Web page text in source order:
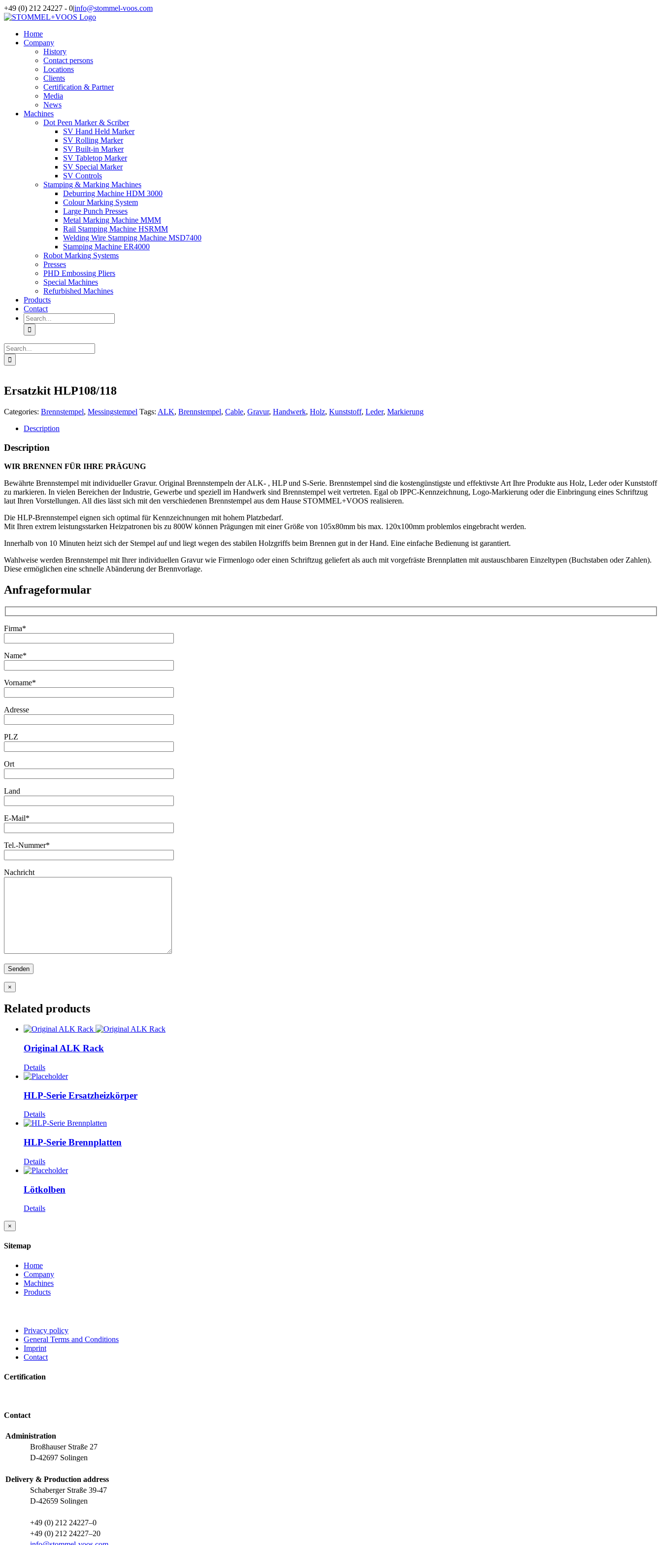
Skip
to
+49 (0) 212 24227 - 0|info@stommel-voos.com
Home
Company
History
Contact persons
Locations
Clients
Certification & Partner
Media
News
Machines
Dot Peen Marker & Scriber
SV Hand Held Marker
SV Rolling Marker
SV Built-in Marker
SV Tabletop Marker
SV Special Marker
SV Controls
Stamping & Marking Machines
Deburring Machine HDM 3000
Colour Marking System
Large Punch Presses
Metal Marking Machine MMM
Rail Stamping Machine HSRMM
Welding Wire Stamping Machine MSD7400
Stamping Machine ER4000
Robot Marking Systems
Presses
PHD Embossing Pliers
Special Machines
Refurbished Machines
Products
Contact
Search
for:
Search
for:
Ersatzkit HLP108/118
Categories: Brennstempel, Messingstempel Tags: ALK, Brennstempel, Cable, Gravur, Handwerk, Holz, Kunststoff, Leder, Markierung
Description
Description
WIR BRENNEN FÜR IHRE PRÄGUNG
Bewährte Brennstempel mit individueller Gravur. Original Brennstempeln der ALK- , HLP und S-Serie. Brennstempel sind die kostengünstigste und effektivste Art Ihre Produkte aus Holz, Leder oder Kunststoff
zu markieren. In vielen Bereichen der Industrie, Gewerbe und speziell im Handwerk sind Brennstempel weit vertreten. Egal ob IPPC-Kennzeichnung, Logo-Markierung oder die Einbringung eines Schriftzug
laut Ihren Vorstellungen. All dies lässt sich mit den verschiedenen Brennstempel aus dem Hause STOMMEL+VOOS realisieren.
Die HLP-Brennstempel eignen sich optimal für Kennzeichnungen mit hohem Platzbedarf.
Mit Ihren extrem leistungsstarken Heizpatronen bis zu 800W können Prägungen mit einer Größe von 105x80mm bis max. 120x100mm problemlos eingebracht werden.
Innerhalb von 10 Minuten heizt sich der Stempel auf und liegt wegen des stabilen Holzgriffs beim Brennen gut in der Hand. Eine einfache Bedienung ist garantiert.
Wahlweise werden Brennstempel mit Ihrer individuellen Gravur wie Firmenlogo oder einen Schriftzug geliefert als auch mit vorgefräste Brennplatten mit austauschbaren Einzeltypen (Buchstaben oder Zahlen).
Diese ermöglichen eine schnelle Abänderung der Brennvorlage.
Anfrageformular
Firma*
Name*
Vorname*
Adresse
PLZ
Ort
Land
E-Mail*
Tel.-Nummer*
Nachricht
×
Related products
Original ALK Rack
Details
HLP-Serie Ersatzheizkörper
Details
HLP-Serie Brennplatten
Details
Lötkolben
Details
Close
product
view
×
Sitemap
Home
Company
Machines
Products
Privacy policy
General Terms and Conditions
Imprint
Contact
Certification
Contact
Administration
Broßhauser Straße 27
D-42697 Solingen
Delivery & Production address
Schaberger Straße 39-47
D-42659 Solingen
+49 (0) 212 24227–0
+49 (0) 212 24227–20